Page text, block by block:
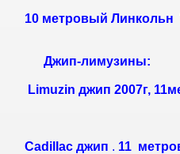
10 метровый Линкольн
Джип-лимузины:
Limuzin джип 2007г,
Cadillac джип . 11